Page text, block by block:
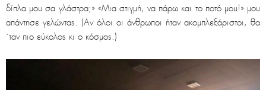
δίπλα μου σα γλάστρα;» «Μια στιγμή, να πάρω και το ποτό μου!» μου
απάντησε γελώντας. (Αν όλοι οι άνθρωποι ήταν ακομπλεξάριστοι, θα
`ταν πιο εύκολος κι ο κόσμος.)